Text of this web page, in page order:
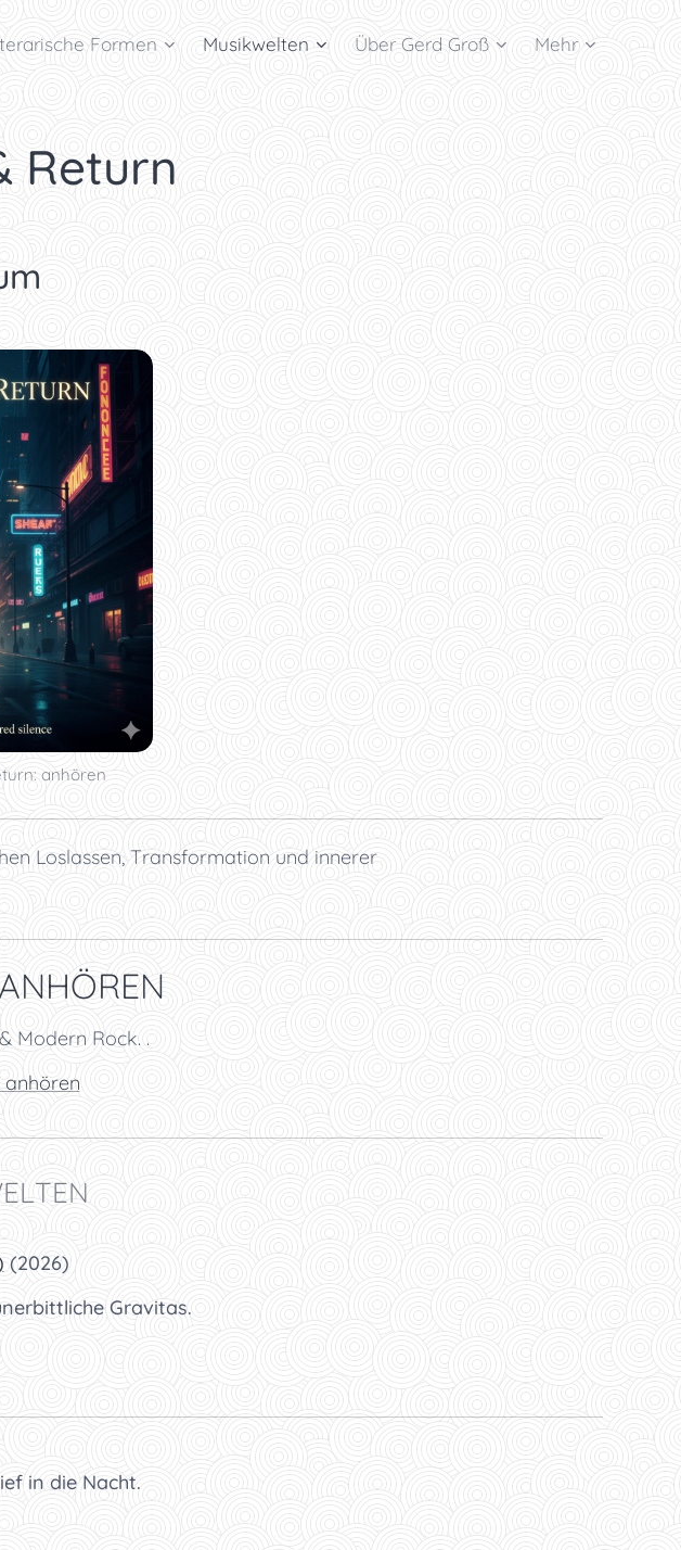
Formen Musikwelten Über Gerd Groß Mehr
Return
anhören
Loslassen, Transformation und innerer
Modern Rock. .
anhören
(2026)
Gravitas.
in die Nacht.